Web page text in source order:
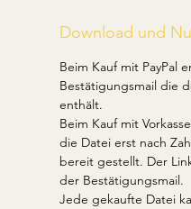
Download und
Beim Kauf mit PayPal
Bestätigungsmail die
enthält.
Beim Kauf mit
die Datei erst nach
bereit gestellt. Der
der Bestätigungsmail.
Jede gekaufte Datei